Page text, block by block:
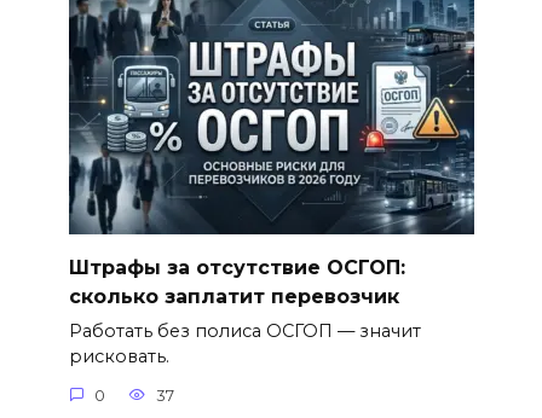
Штрафы за отсутствие ОСГОП:
сколько заплатит перевозчик
Работать без полиса ОСГОП — значит
рисковать.
0 37